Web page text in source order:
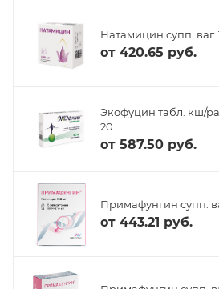
Натамицин супп.
от 420.65 руб.
Экофуцин табл. кш/
20
от 587.50 руб.
Примафунгин супп.
от 443.21 руб.